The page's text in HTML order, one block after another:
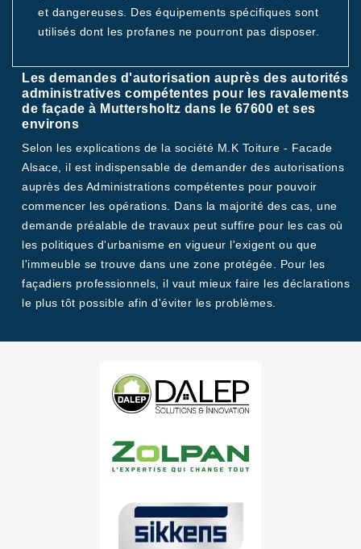
et dangereuses. Des équipements spécifiques sont
utilisés dont les profanes ne pourront pas disposer.
Les demandes d'autorisation auprès des autorités
administratives compétentes pour les ravalements
de façade à Muttersholtz dans le 67600 et ses
environs
Selon les explications de la société M.K Toiture - Facade
Alsace, il est indispensable de demander des autorisations
auprès des Administrations compétentes pour pouvoir
commencer les opérations. Dans la majorité des cas, une
demande préalable de travaux peut suffire pour les cas où
les politiques d'urbanisme en vigueur l'exigent ou que
l'immeuble se trouve dans une zone protégée. Pour les
façadiers professionnels, il vaut mieux faire les déclarations
le plus tôt possible afin d'éviter les problèmes.